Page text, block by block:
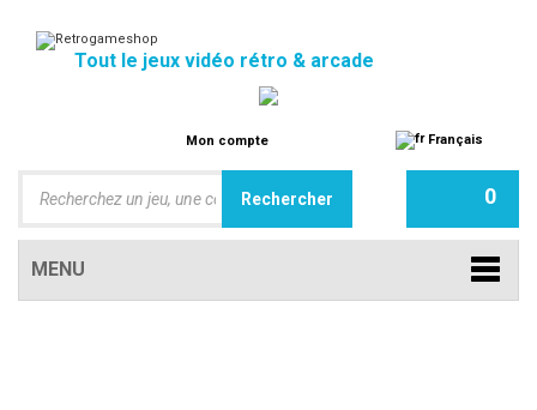
Tout le jeux vidéo rétro & arcade
Mon compte Français
0
MENU